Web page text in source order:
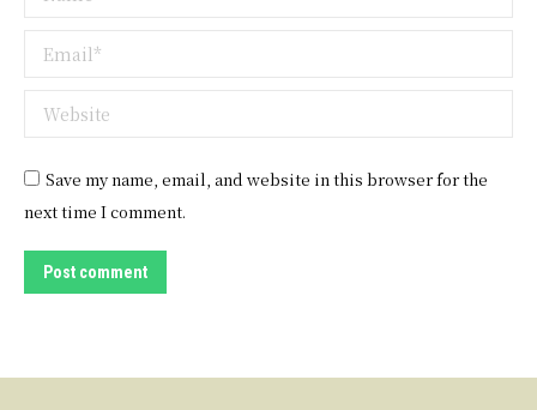
Email *
Website
Save my name, email, and website in this browser for the
next time I comment.
Post comment